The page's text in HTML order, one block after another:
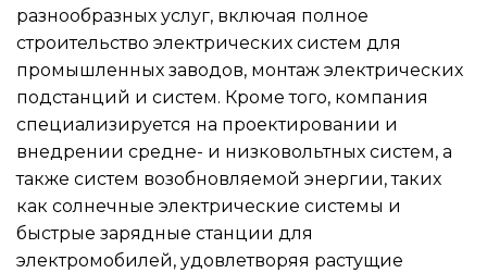
разнообразных услуг, включая полное
строительство электрических систем для
промышленных заводов, монтаж электрических
подстанций и систем. Кроме того, компания
специализируется на проектировании и
внедрении средне- и низковольтных систем, а
также систем возобновляемой энергии, таких
как солнечные электрические системы и
быстрые зарядные станции для
электромобилей, удовлетворяя растущие